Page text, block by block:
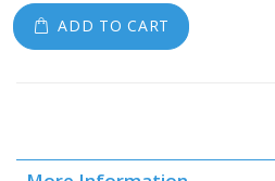
ADD TO CART